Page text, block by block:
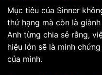
Mục tiêu của Sinner
thứ hạng mà còn là
Anh từng chia sẻ rằng,
hiệu lớn sẽ là minh
của mình.